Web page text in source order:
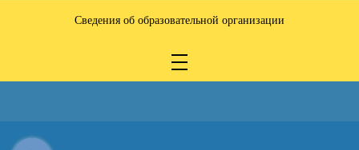
Сведения об образовательной организации